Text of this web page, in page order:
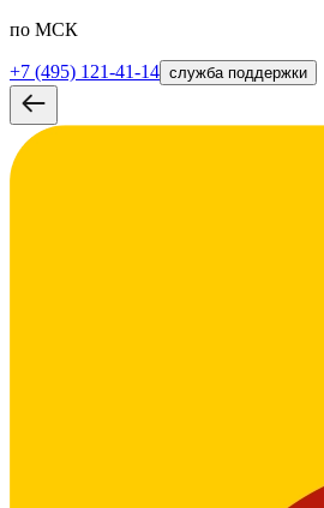
по МСК
+7 (495) 121-41-14 служба поддержки